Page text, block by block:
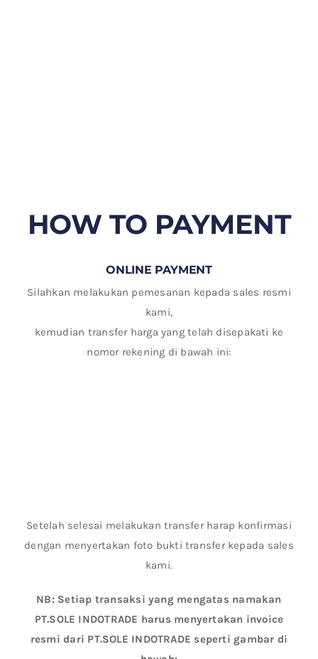
HOW TO PAYMENT
ONLINE PAYMENT
Silahkan melakukan pemesanan kepada sales resmi
kami,
kemudian transfer harga yang telah disepakati ke
nomor rekening di bawah ini:
Setelah selesai melakukan transfer harap konfirmasi
dengan menyertakan foto bukti transfer kepada sales
kami.
NB: Setiap transaksi yang mengatas namakan
PT.SOLE INDOTRADE harus menyertakan invoice
resmi dari PT.SOLE INDOTRADE seperti gambar di